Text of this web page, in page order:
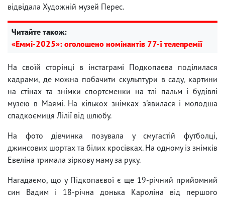
відвідала Художній музей Перес.
Читайте також:
«Еммі-2025»: оголошено номінантів 77-ї телепремії
На своїй сторінці в інстаграмі Подкопаєва поділилася
кадрами, де можна побачити скульптури в саду, картини
на стінах та знімки спортсменки на тлі пальм і будівлі
музею в Маямі. На кількох знімках з'явилася і молодша
спадкоємиця Лілії від шлюбу.
На фото дівчинка позувала у смугастій футболці,
джинсових шортах та білих кросівках. На одному із знімків
Евеліна тримала зіркову маму за руку.
Нагадаємо, що у Підкопаєвої є ще 19-річний прийомний
син Вадим і 18-річна донька Кароліна від першого